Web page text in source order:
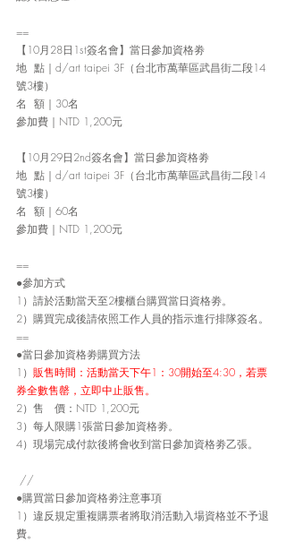
==
【10月28日1st簽名會】當日參加資格劵
地  點｜d/art taipei 3F（台北市萬華區武昌街二段14
號3樓）
名  額｜30名
參加費｜NTD 1,200元
【10月29日2nd簽名會】當日參加資格劵
地  點｜d/art taipei 3F（台北市萬華區武昌街二段14
號3樓）
名  額｜60名
參加費｜NTD 1,200元
==
●參加方式
1）請於活動當天至2樓櫃台購買當日資格劵。
2）購買完成後請依照工作人員的指示進行排隊簽名。
==
●當日參加資格劵購買方法
1） 販售時間：活動當天下午1：30開始至4:30，若票
券全數售罄，立即中止販售。
2）售　價：NTD 1,200元
3）每人限購1張當日參加資格劵。
4）現場完成付款後將會收到當日參加資格劵乙張。
//
●購買當日參加資格劵注意事項
1）違反規定重複購票者將取消活動入場資格並不予退
費。